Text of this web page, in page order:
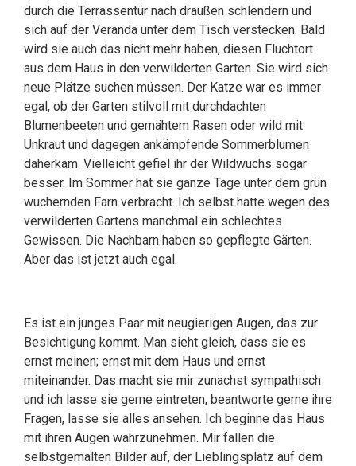
durch die Terrassentür nach draußen schlendern und
sich auf der Veranda unter dem Tisch verstecken. Bald
wird sie auch das nicht mehr haben, diesen Fluchtort
aus dem Haus in den verwilderten Garten. Sie wird sich
neue Plätze suchen müssen. Der Katze war es immer
egal, ob der Garten stilvoll mit durchdachten
Blumenbeeten und gemähtem Rasen oder wild mit
Unkraut und dagegen ankämpfende Sommerblumen
daherkam. Vielleicht gefiel ihr der Wildwuchs sogar
besser. Im Sommer hat sie ganze Tage unter dem grün
wuchernden Farn verbracht. Ich selbst hatte wegen des
verwilderten Gartens manchmal ein schlechtes
Gewissen. Die Nachbarn haben so gepflegte Gärten.
Aber das ist jetzt auch egal.
Es ist ein junges Paar mit neugierigen Augen, das zur
Besichtigung kommt. Man sieht gleich, dass sie es
ernst meinen; ernst mit dem Haus und ernst
miteinander. Das macht sie mir zunächst sympathisch
und ich lasse sie gerne eintreten, beantworte gerne ihre
Fragen, lasse sie alles ansehen. Ich beginne das Haus
mit ihren Augen wahrzunehmen. Mir fallen die
selbstgemalten Bilder auf, der Lieblingsplatz auf dem